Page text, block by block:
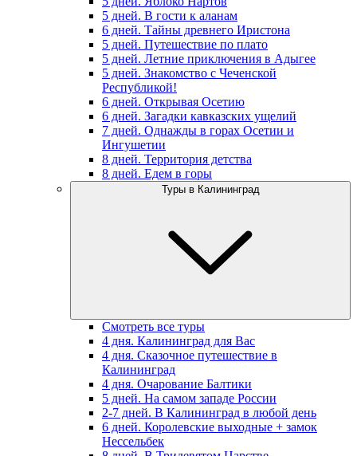
5 дней. В гости к аланам
6 дней. Тайны древнего Иристона
5 дней. Путешествие по плато
5 дней. Летние приключения в Адыгее
5 дней. Знакомство с Чеченской
Республикой!
6 дней. Открывая Осетию
6 дней. Загадки кавказских ущелий
7 дней. Однажды в горах Осетии и
Ингушетии
8 дней. Территория детства
8 дней. Едем в горы
Туры в Калининград
Смотреть все туры
4 дня. Калининград для Вас
4 дня. Сказочное путешествие в
Калининград
4 дня. Очарование Балтики
5 дней. На самом западе России
2-7 дней. В Калининград в любой день
6 дней. Королевские выходные + замок
Нессельбек